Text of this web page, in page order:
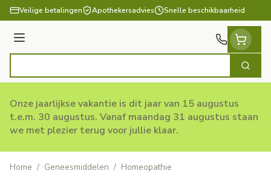
Ga naar de inhoud
Veilige betalingen Apothekersadvies Snelle beschikbaarheid
Menu
Zoek
Onze jaarlijkse vakantie is dit jaar van 15 augustus
t.e.m. 30 augustus. Vanaf maandag 31 augustus staan
we met plezier terug voor jullie klaar.
Home / Geneesmiddelen / Homeopathie